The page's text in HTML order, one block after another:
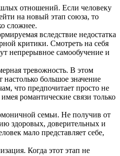
отношений. Если человеку
на новый этап союза, то
сложнее.
вследствие недостатка
критики. Смотреть на себя
непрерывное самообучение и
тревожность. В этом
настолько большое значение
что предпочитает просто не
романтические связи только
семьи. Не получив от
здоровых, доверительных и
мало представляет себе,
Когда этот этап не